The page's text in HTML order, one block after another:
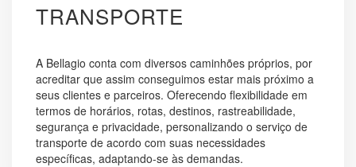
TRANSPORTE
A Bellagio conta com diversos caminhões próprios, por
acreditar que assim conseguimos estar mais próximo a
seus clientes e parceiros. Oferecendo flexibilidade em
termos de horários, rotas, destinos, rastreabilidade,
segurança e privacidade, personalizando o serviço de
transporte de acordo com suas necessidades
específicas, adaptando-se às demandas.